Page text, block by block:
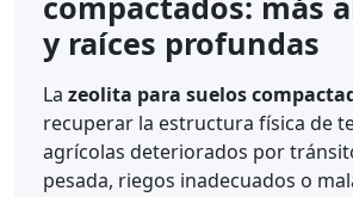
y raíces profundas
La zeolita para suelos
recuperar la estructura física de
agrícolas deteriorados por
pesada, riegos inadecuados o